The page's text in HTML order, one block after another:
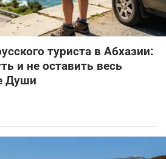
туриста в Абхазии:
и не оставить весь
Души